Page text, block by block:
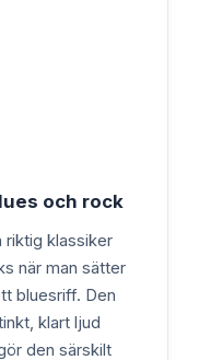
och rock
riktig klassiker
när man sätter
bluesriff. Den
klart ljud
den särskilt